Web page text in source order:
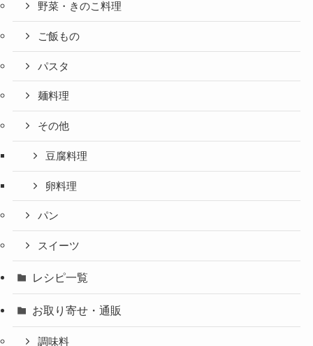
野菜・きのこ料理
ご飯もの
パスタ
麺料理
その他
豆腐料理
卵料理
パン
スイーツ
レシピ一覧
お取り寄せ・通販
調味料